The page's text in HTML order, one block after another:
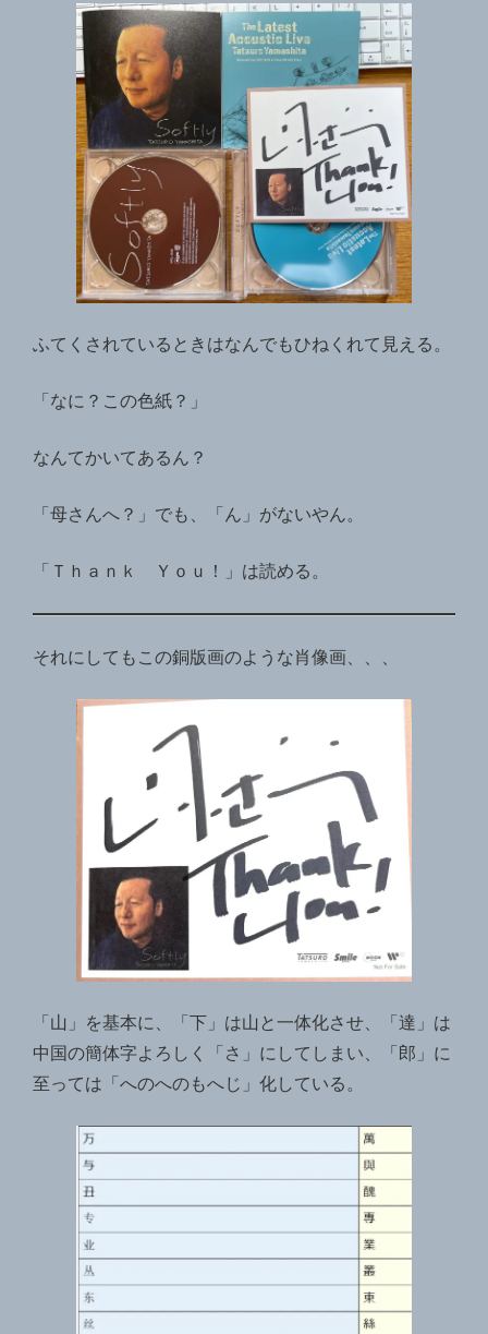
ふてくされているときはなんでもひねくれて見える。
「なに？この色紙？」
なんてかいてあるん？
「母さんへ？」でも、「ん」がないやん。
「Ｔｈａｎｋ Ｙｏｕ！」は読める。
それにしてもこの銅版画のような肖像画、、、
「山」を基本に、「下」は山と一体化させ、「達」は
中国の簡体字よろしく「さ」にしてしまい、「郎」に
至っては「へのへのもへじ」化している。